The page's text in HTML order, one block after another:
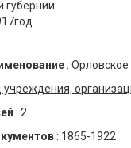
губернии.
: Орловское
: 2
: 1865-1922